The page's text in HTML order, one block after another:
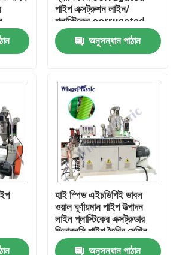
পাইপ এক্সট্রুশন লাইন/
প্লাস্টিকের corrugated
পাইপ এক্সট্রুশন মেশিন
অনুসন্ধান পাঠান
হাই স্পিড এইচডিপিই ডাবল
ওয়াল ঘূর্ণায়মান পাইপ উত্পাদন
লাইন প্লাস্টিকের এক্সট্রুডার
ডিডাব্লুসি পাইপ তৈরির মেশিন
অনুসন্ধান পাঠান